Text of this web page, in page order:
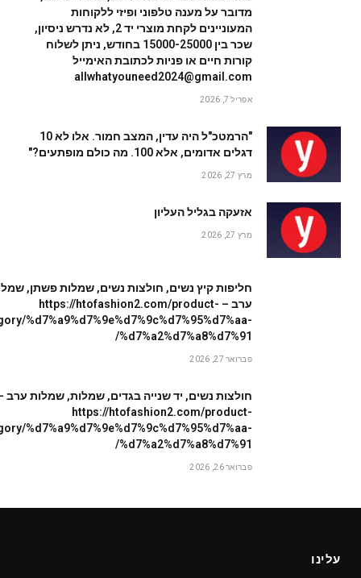
מדובר על מענה טלפוני ופיזי ללקוחות
המעוניינים לקחת מוצרי יד 2, לא נדרש ניסיון,
שכר בין 15000-25000 בחודש, ניתן לשלוח
קורות חיים או פניות לכתובת האימייל
allwhatyouneed2024@gmail.com
אפריל 7, 2026
"הרמטכ"ל היה עדין, המצב חמור. אלו לא 10
דגלים אדומים, אלא 100. מה כולם מופתעים?"
מרץ 27, 2026
אזעקה בגליל העליון
מרץ 27, 2026
חליפות קיץ נשים, חולצות נשים, שמלות פשתן,
ערב – https://htofashion2.com/product-
%d7%a9%d7%9e%d7%9c%d7%95%d7%aa-
%d7%a2%d7%a8%d7%91/
פברואר 27, 2026
חולצות נשים, יד שנייה בגדים, שמלות, שמלות ערב
https://htofashion2.com/product-
%d7%a9%d7%9e%d7%9c%d7%95%d7%aa-
%d7%a2%d7%a8%d7%91/
פברואר 26, 2026
עלינו